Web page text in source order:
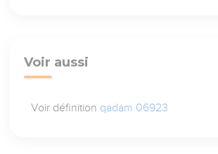
Voir aussi
Voir définition qadam 06923